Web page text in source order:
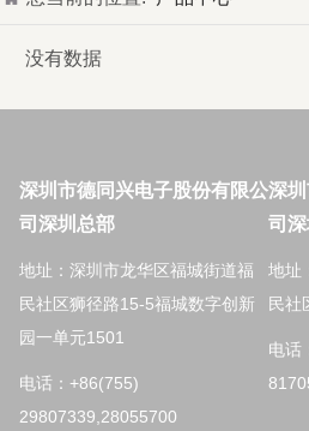
没有数据
深圳市德同兴电子股份有限公
司深圳总部
地址：深圳市龙华区福城街道福
民社区狮径路15-5福城数字创新
园一单元1501
电话：+86(755)
29807339,28055700
深
司
地址
民社
电话